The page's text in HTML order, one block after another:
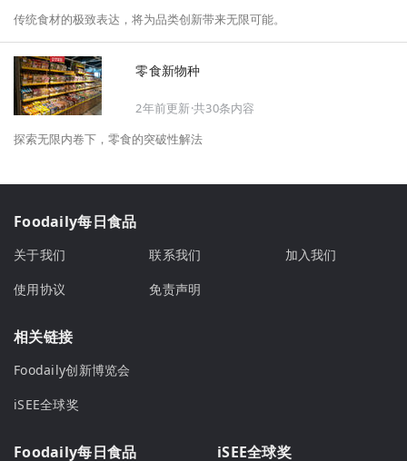
传统食材的极致表达，将为品类创新带来无限可能。
零食新物种
2年前更新·共30条内容
探索无限内卷下，零食的突破性解法
Foodaily每日食品
关于我们 联系我们
加入我们
使用协议
免责声明
相关链接
Foodaily创新博览会
iSEE全球奖
Foodaily每日食品 iSEE全球奖